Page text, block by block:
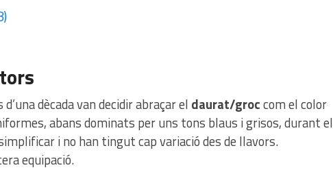
dècada van decidir abraçar el daurat/groccom el color
abans dominats per uns tons blaus i grisos, durant el
i no han tingut cap variació des de llavors.
equipació.